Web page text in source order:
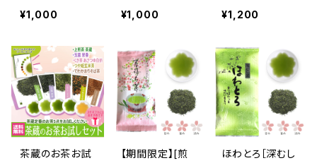
ィーバッグ（同柄
5個セット・全8
¥1,000
回限り】
¥1,000
り
¥1,200
茶蔵のお茶お試
【期間限定】[煎
ほわとろ［深むし